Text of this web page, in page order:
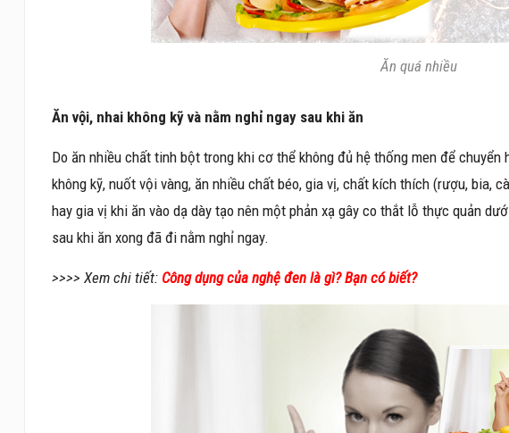
Ăn quá nhiều
Ăn vội, nhai không kỹ và nằm nghỉ ngay sau khi ăn
Do ăn nhiều chất tinh bột trong khi cơ thể không đủ hệ thống men để chuyển
không kỹ, nuốt vội vàng, ăn nhiều chất béo, gia vị, chất kích thích (rượu, bia,
hay gia vị khi ăn vào dạ dày tạo nên một phản xạ gây co thắt lỗ thực quản
sau khi ăn xong đã đi nằm nghỉ ngay.
>>>> Xem chi tiết: Công dụng của nghệ đen là gì? Bạn có biết?